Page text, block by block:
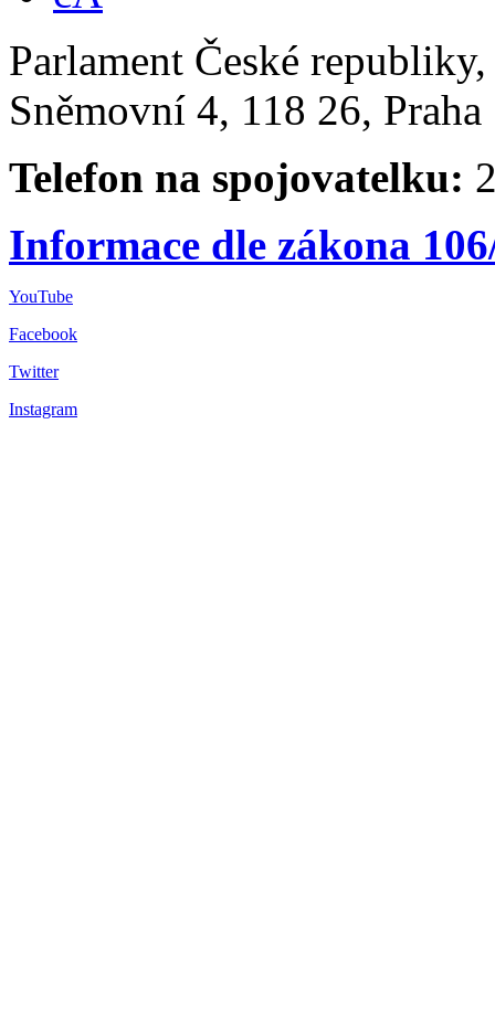
Parlament České
Sněmovní 4, 118 26,
Telefon na spojovatelku:
Informace dle zákona
YouTube
Facebook
Twitter
Instagram